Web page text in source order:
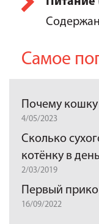
Самое
Почему кошку
4/05/2023
Сколько
котёнку в
2/03/2019
Первый
16/09/2022